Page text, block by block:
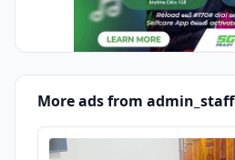
More ads from admin_staff